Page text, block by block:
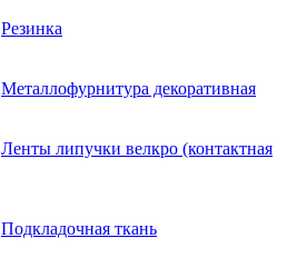
Резинка
Металлофурнитура декоративная
Ленты липучки велкро (контактная
Подкладочная ткань